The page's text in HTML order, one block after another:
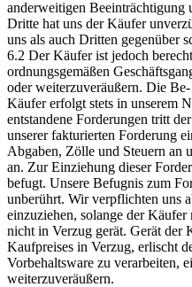
anderweitigen Beeinträchtigung
Dritte hat uns der Käufer
uns als auch Dritten gegenüber
6.2 Der Käufer ist jedoch
ordnungsgemäßen
oder weiterzuveräußern. Die
Käufer erfolgt stets in unserem
entstandene Forderungen tritt
unserer fakturierten Forderung
Abgaben, Zölle und Steuern an
an. Zur Einziehung dieser
befugt. Unsere Befugnis zum
unberührt. Wir verpflichten uns
einzuziehen, solange der
nicht in Verzug gerät. Gerät der
Kaufpreises in Verzug, erlischt
Vorbehaltsware zu verarbeiten,
weiterzuveräußern.